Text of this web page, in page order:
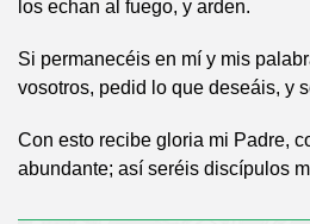
los echan al fuego, y arden.
Si permanecéis en mí y mis
vosotros, pedid lo que deseáis, y
Con esto recibe gloria mi Padre,
abundante; así seréis discípulos